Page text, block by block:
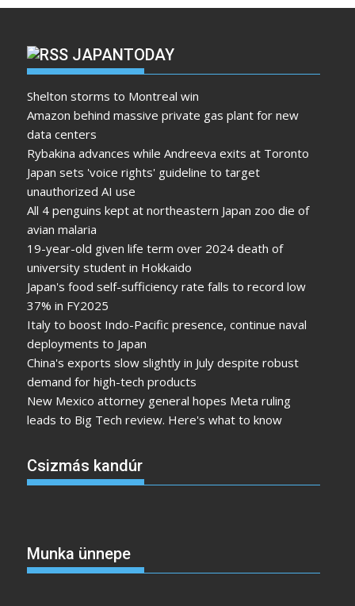
JAPANTODAY
Shelton storms to Montreal win
Amazon behind massive private gas plant for new
data centers
Rybakina advances while Andreeva exits at Toronto
Japan sets 'voice rights' guideline to target
unauthorized AI use
All 4 penguins kept at northeastern Japan zoo die of
avian malaria
19-year-old given life term over 2024 death of
university student in Hokkaido
Japan's food self-sufficiency rate falls to record low
37% in FY2025
Italy to boost Indo-Pacific presence, continue naval
deployments to Japan
China's exports slow slightly in July despite robust
demand for high-tech products
New Mexico attorney general hopes Meta ruling
leads to Big Tech review. Here's what to know
Csizmás kandúr
Munka ünnepe